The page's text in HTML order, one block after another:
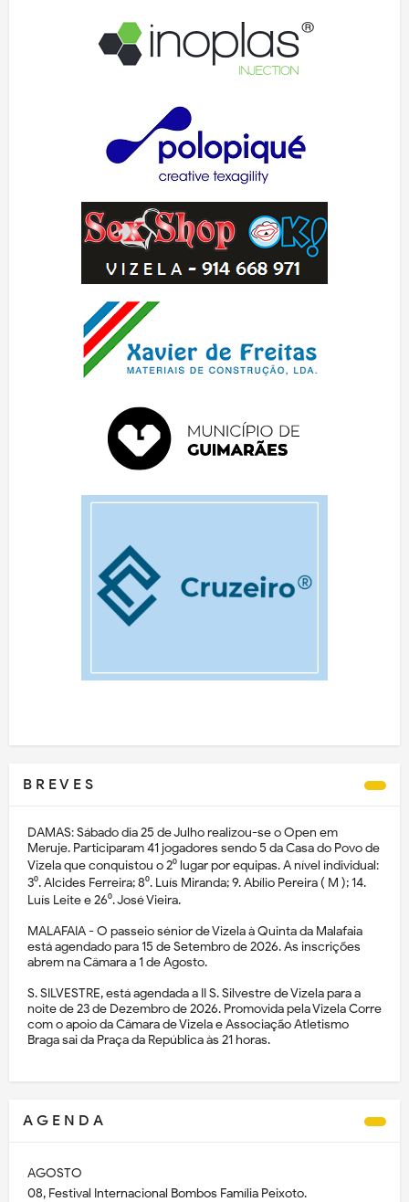
B R E V E S
DAMAS: Sábado dia 25 de Julho realizou-se o Open em
Meruje. Participaram 41 jogadores sendo 5 da Casa do Povo de
Vizela que conquistou o 2⁰ lugar por equipas. A nível individual:
3⁰. Alcides Ferreira; 8⁰. Luís Miranda; 9. Abílio Pereira ( M ); 14.
Luís Leite e 26⁰. José Vieira.
MALAFAIA - O passeio sénior de Vizela à Quinta da Malafaia
está agendado para 15 de Setembro de 2026. As inscrições
abrem na Câmara a 1 de Agosto.
S. SILVESTRE, está agendada a II S. Silvestre de Vizela para a
noite de 23 de Dezembro de 2026. Promovida pela Vizela Corre
com o apoio da Câmara de Vizela e Associação Atletismo
Braga sai da Praça da República às 21 horas.
A G E N D A
AGOSTO
08, Festival Internacional Bombos Família Peixoto.